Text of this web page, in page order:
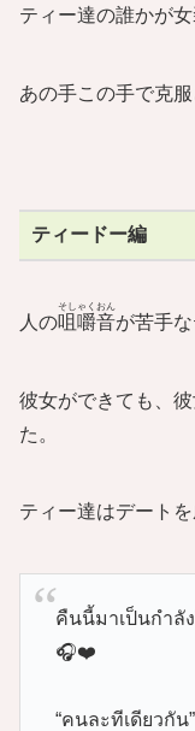
ティー達の誰かが女
あの手この手で克
ティードー編
人の咀嚼音
そしゃくおん
が苦手な
彼女ができても、
た。
ティー達はデート
คืนนี้มาเป็นกำลั
🎧❤️
“คนละทีเดียวกัน”